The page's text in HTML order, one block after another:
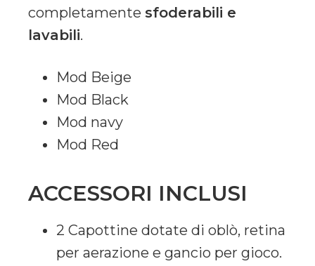
completamente sfoderabili e
lavabili.
Mod Beige
Mod Black
Mod navy
Mod Red
ACCESSORI INCLUSI
2 Capottine dotate di oblò, retina
per aerazione e gancio per gioco.